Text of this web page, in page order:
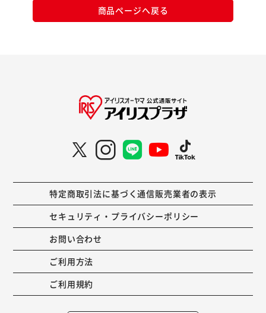
商品ページへ戻る
特定商取引法に基づく通信販売業者の表示
セキュリティ・プライバシーポリシー
お問い合わせ
ご利用方法
ご利用規約